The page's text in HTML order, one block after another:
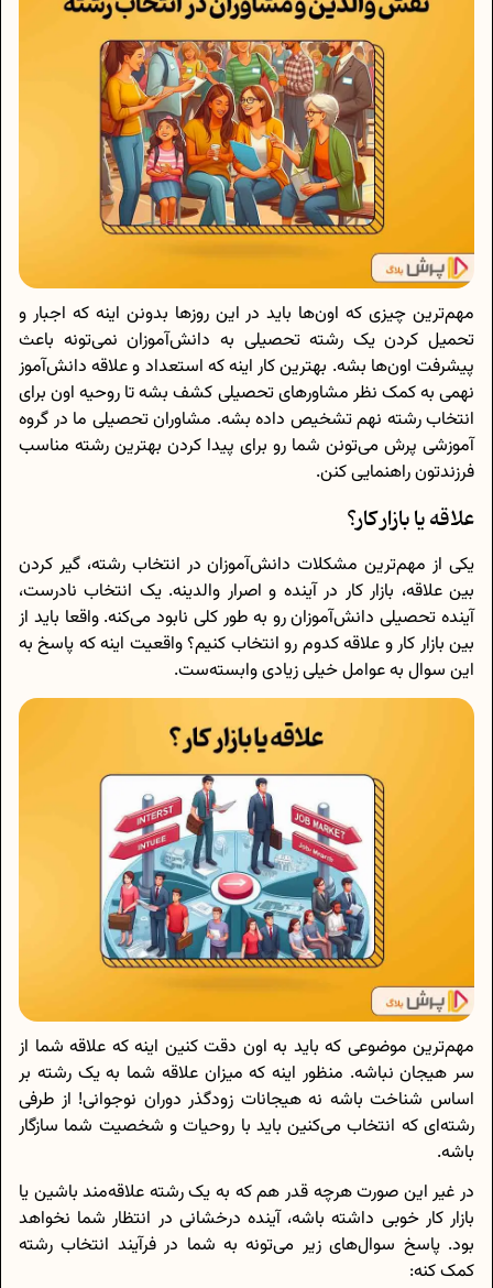
مهم‌ترین چیزی که اون‌ها باید در این روزها بدونن اینه که اجبار و
تحمیل کردن یک رشته تحصیلی به دانش‌آموزان نمی‌تونه باعث
پیشرفت اون‌ها بشه. بهترین کار اینه که استعداد و علاقه دانش‌آموز
نهمی به کمک نظر مشاورهای تحصیلی کشف بشه تا روحیه اون برای
انتخاب رشته نهم تشخیص داده بشه. مشاوران تحصیلی ما در گروه
آموزشی پرش می‌تونن شما رو برای پیدا کردن بهترین رشته مناسب
فرزندتون راهنمایی کنن.
علاقه یا بازار کار؟
یکی از مهم‌ترین مشکلات دانش‌آموزان در انتخاب رشته، گیر کردن
بین علاقه، بازار کار در آینده و اصرار والدینه. یک انتخاب نادرست،
آینده تحصیلی دانش‌آموزان رو به طور کلی نابود می‌کنه. واقعا باید از
بین بازار کار و علاقه کدوم رو انتخاب کنیم؟ واقعیت اینه که پاسخ به
این سوال به عوامل خیلی زیادی وابسته‌ست.
مهم‌ترین موضوعی که باید به اون دقت کنین اینه که علاقه شما از
سر هیجان نباشه. منظور اینه که میزان علاقه شما به یک رشته بر
اساس شناخت باشه نه هیجانات زودگذر دوران نوجوانی! از طرفی
رشته‌ای که انتخاب می‌کنین باید با روحیات و شخصیت شما سازگار
باشه.
در غیر این صورت هرچه قدر هم که به یک رشته علاقه‌مند باشین یا
بازار کار خوبی داشته باشه، آینده درخشانی در انتظار شما نخواهد
بود. پاسخ سوال‌های زیر می‌تونه به شما در فرآیند انتخاب رشته
کمک کنه: